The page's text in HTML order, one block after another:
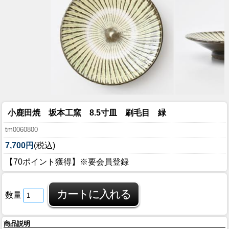
小鹿田焼 坂本工窯 8.5寸皿 刷毛目 緑
tm0060800
7,700円 (税込)
【70ポイント獲得】※要会員登録
数量
商品説明